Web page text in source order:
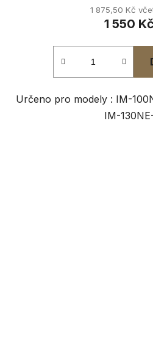
1 875,50 Kč
1 550 Kč
Určeno pro modely : IM-
IM-